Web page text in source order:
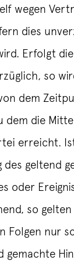
wegen
dies
Erfolgt
so
dem
dem die
erreicht.
des geltend
oder
so
Folgen nur
gemachte